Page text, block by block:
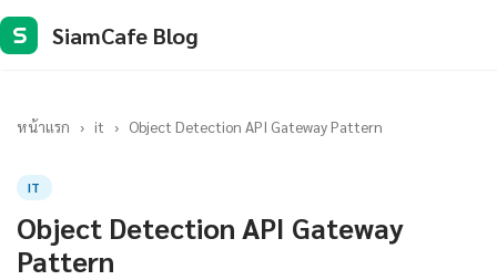
S SiamCafe Blog
หน้าแรก › it › Object Detection API Gateway Pattern
IT
Object Detection API Gateway
Pattern